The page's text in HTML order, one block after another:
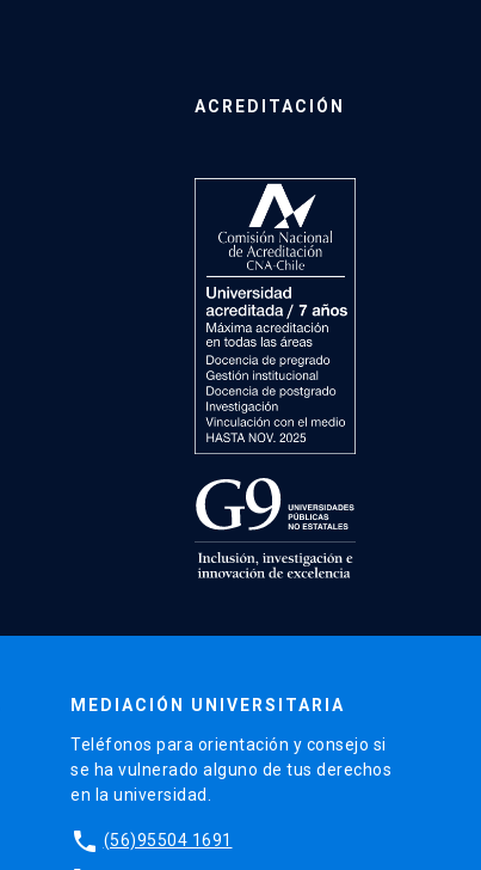
ACREDITACIÓN
MEDIACIÓN UNIVERSITARIA
Teléfonos para orientación y consejo si
se ha vulnerado alguno de tus derechos
en la universidad.
phone (56)95504 1691